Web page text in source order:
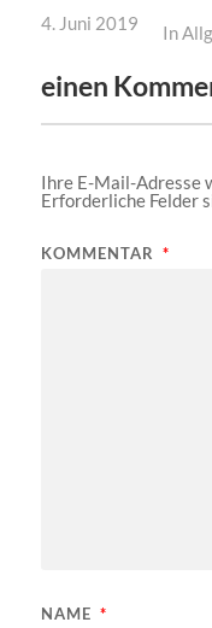
4. Juni 2019 In
einen
Ihre E-Mail-Adresse
Erforderliche Felder
KOMMENTAR *
NAME *